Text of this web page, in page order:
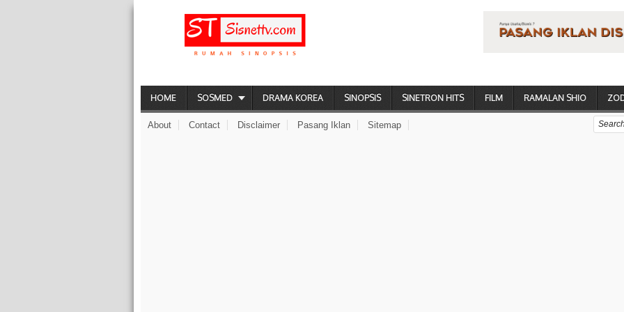
HOME SOSMED DRAMA KOREA SINOPSIS SINETRON HITS FILM RAMALAN SHIO
About Contact Disclaimer Pasang Iklan Sitemap